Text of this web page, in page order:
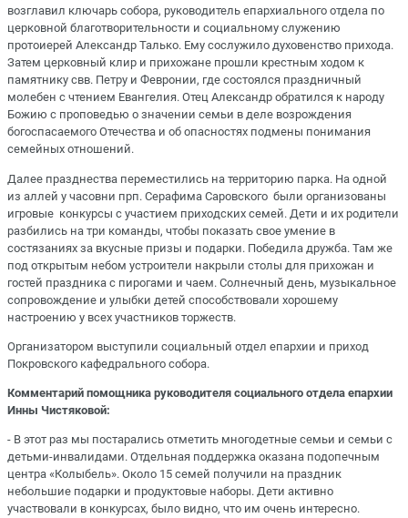
возглавил ключарь собора, руководитель епархиального отдела по
церковной благотворительности и социальному служению
протоиерей Александр Талько. Ему сослужило духовенство прихода.
Затем церковный клир и прихожане прошли крестным ходом к
памятнику свв. Петру и Февронии, где состоялся праздничный
молебен с чтением Евангелия. Отец Александр обратился к народу
Божию с проповедью о значении семьи в деле возрождения
богоспасаемого Отечества и об опасностях подмены понимания
семейных отношений.
Далее празднества переместились на территорию парка. На одной
из аллей у часовни прп. Серафима Саровского были организованы
игровые конкурсы с участием приходских семей. Дети и их родители
разбились на три команды, чтобы показать свое умение в
состязаниях за вкусные призы и подарки. Победила дружба. Там же
под открытым небом устроители накрыли столы для прихожан и
гостей праздника с пирогами и чаем. Солнечный день, музыкальное
сопровождение и улыбки детей способствовали хорошему
настроению у всех участников торжеств.
Организатором выступили социальный отдел епархии и приход
Покровского кафедрального собора.
Комментарий помощника руководителя социального отдела епархии
Инны Чистяковой:
- В этот раз мы постарались отметить многодетные семьи и семьи с
детьми-инвалидами. Отдельная поддержка оказана подопечным
центра «Колыбель». Около 15 семей получили на праздник
небольшие подарки и продуктовые наборы. Дети активно
участвовали в конкурсах, было видно, что им очень интересно.